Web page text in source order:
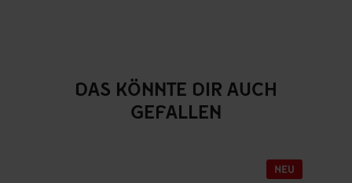
DAS KÖNNTE DIR AUCH
GEFALLEN